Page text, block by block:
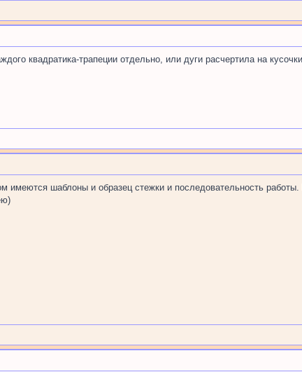
квадратика-трапеции отдельно, или дуги расчертила на
имеются шаблоны и образец стежки и последовательность